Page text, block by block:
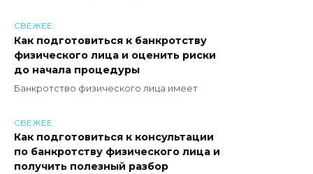
СВЕЖЕЕ
Как подготовиться к банкротству
физического лица и оценить риски
до начала процедуры
Банкротство физического лица имеет
СВЕЖЕЕ
Как подготовиться к консультации
по банкротству физического лица и
получить полезный разбор